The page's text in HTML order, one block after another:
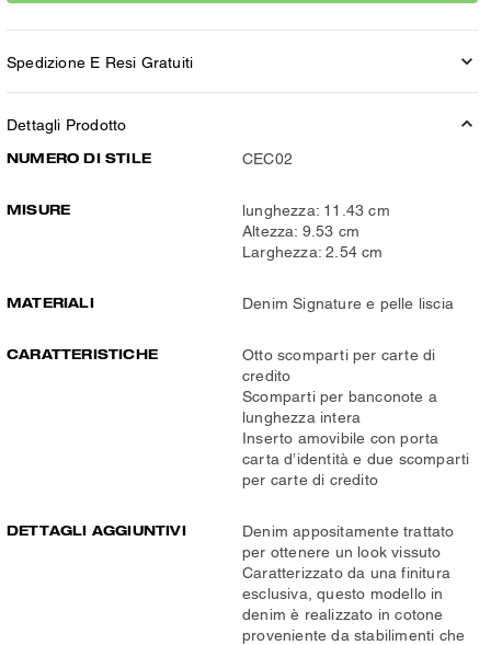
Spedizione E Resi Gratuiti
Dettagli Prodotto
NUMERO DI STILE
CEC02
MISURE
lunghezza: 11.43 cm
Altezza: 9.53 cm
Larghezza: 2.54 cm
MATERIALI Denim Signature e pelle liscia
CARATTERISTICHE
Otto scomparti per carte di
credito
Scomparti per banconote a
lunghezza intera
Inserto amovibile con porta
carta d’identità e due scomparti
per carte di credito
DETTAGLI AGGIUNTIVI
Denim appositamente trattato
per ottenere un look vissuto
Caratterizzato da una finitura
esclusiva, questo modello in
denim è realizzato in cotone
proveniente da stabilimenti che